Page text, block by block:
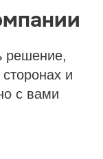
решение,
и
с вами